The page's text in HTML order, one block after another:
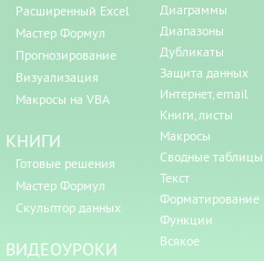
Расширенный Excel
Мастер Формул
Прогнозирование
Визуализация
Макросы на VBA
КНИГИ
Готовые решения
Мастер Формул
Скульптор данных
ВИДЕОУРОКИ
Диаграммы
Диапазоны
Дубликаты
Защита данных
Интернет, email
Книги, листы
Макросы
Сводные таблицы
Текст
Форматирование
Функции
Всякое